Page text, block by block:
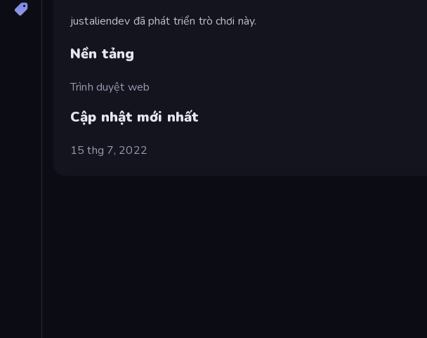
justaliendev đã phát triển trò chơi này.
Nền tảng
Trình duyệt web
Cập nhật mới nhất
15 thg 7, 2022